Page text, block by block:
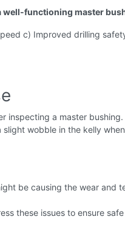
well-functioning master
c) Improved drilling
inspecting a master bushing.
wobble in the kelly
be causing the wear and
these issues to ensure